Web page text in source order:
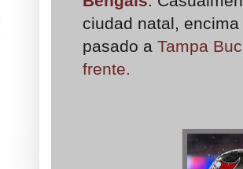
ciudad natal,
pasado a Tampa
frente.